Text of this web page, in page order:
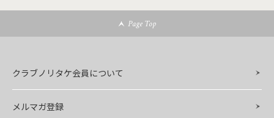
Page Top
クラブノリタケ会員について
メルマガ登録